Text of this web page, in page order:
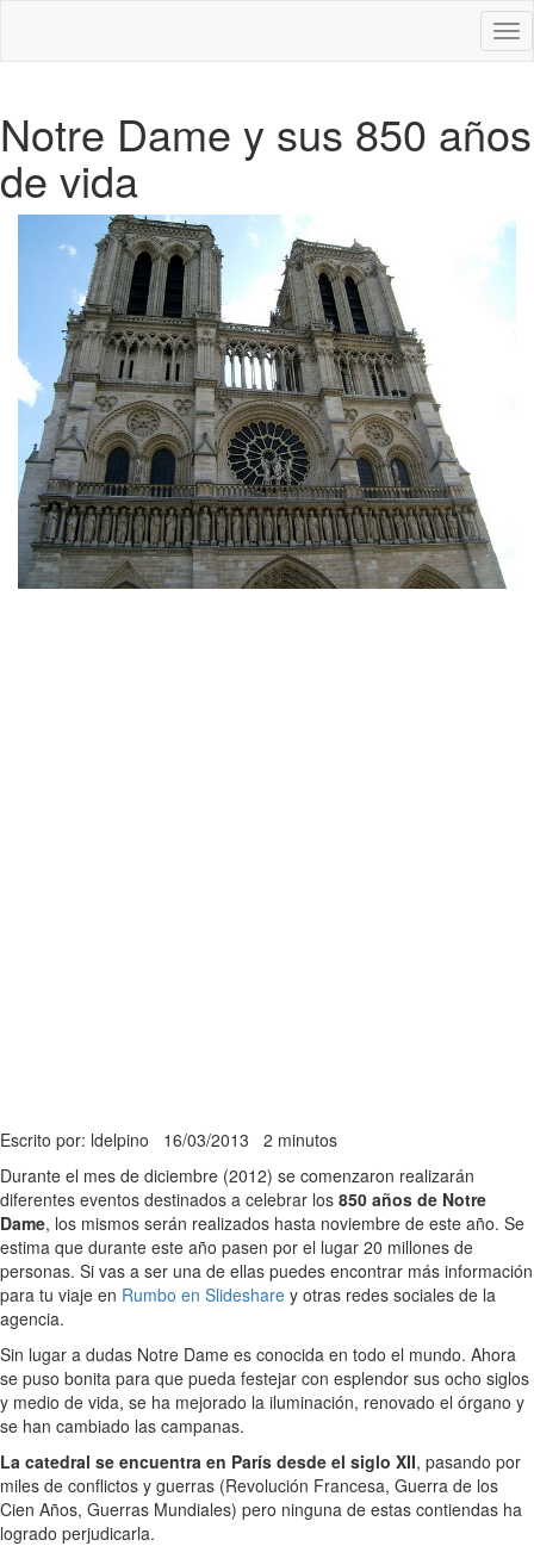
Notre Dame y sus 850 años
de vida
Escrito por: ldelpino 16/03/2013 2 minutos
Durante el mes de diciembre (2012) se comenzaron realizarán
diferentes eventos destinados a celebrar los 850 años de Notre
Dame, los mismos serán realizados hasta noviembre de este año. Se
estima que durante este año pasen por el lugar 20 millones de
personas. Si vas a ser una de ellas puedes encontrar más información
para tu viaje en Rumbo en Slideshare y otras redes sociales de la
agencia.
Sin lugar a dudas Notre Dame es conocida en todo el mundo. Ahora
se puso bonita para que pueda festejar con esplendor sus ocho siglos
y medio de vida, se ha mejorado la iluminación, renovado el órgano y
se han cambiado las campanas.
La catedral se encuentra en París desde el siglo XII, pasando por
miles de conflictos y guerras (Revolución Francesa, Guerra de los
Cien Años, Guerras Mundiales) pero ninguna de estas contiendas ha
logrado perjudicarla.